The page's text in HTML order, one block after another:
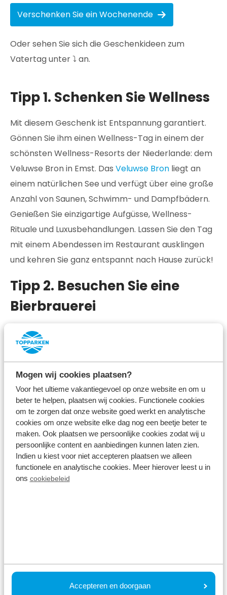
Mogen wij cookies plaatsen?
Voor het ultieme vakantiegevoel op onze website en om u
beter te helpen, plaatsen wij cookies. Functionele cookies
om te zorgen dat onze website goed werkt en analytische
cookies om onze website elke dag nog een beetje beter te
maken. Ook plaatsen we persoonlijke cookies zodat wij u
persoonlijke content en aanbiedingen kunnen laten zien.
Indien u kiest voor niet accepteren plaatsen we alleen
functionele en analytische cookies. Meer hierover leest u in
ons cookiebeleid
Accepteren en doorgaan
Verschenken Sie ein Wochenende
Oder sehen Sie sich die Geschenkideen zum
Vatertag unter ⤵️ an.
Tipp 1. Schenken Sie Wellness
Mit diesem Geschenk ist Entspannung garantiert.
Gönnen Sie ihm einen Wellness-Tag in einem der
schönsten Wellness-Resorts der Niederlande: dem
Veluwse Bron in Emst. Das Veluwse Bron liegt an
einem natürlichen See und verfügt über eine große
Anzahl von Saunen, Schwimm- und Dampfbädern.
Genießen Sie einzigartige Aufgüsse, Wellness-
Rituale und Luxusbehandlungen. Lassen Sie den Tag
mit einem Abendessen im Restaurant ausklingen
und kehren Sie ganz entspannt nach Hause zurück!
Tipp 2. Besuchen Sie eine
Bierbrauerei
Ist er ein echter Bierliebhaber? Dann nehmen Sie
ihn mit in eine Bierbrauerei, zum Beispiel in die
BrauereiLa TrappeoderBrand. Buchen Sie eine
Führung durch die Brauerei, erfahren Sie alles über
den Herstellungsprozess und die Zutaten, erleben
Sie die reiche Geschichte der Brauerei und
probieren Sie zum Abschluss eines der
(besonderen) Biere im Verkostungsraum.
Tipp 3. Klettern im Wald
Garderen
ab 4 Jahren geeignet und bietet mehrere Parcours,
ideal für die ganze Familie! Alle Parcours sind voller